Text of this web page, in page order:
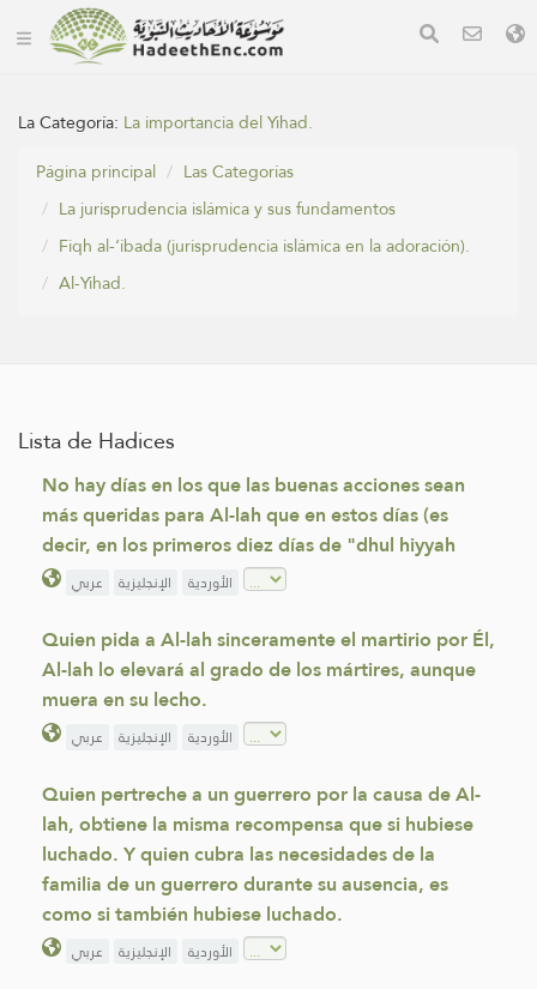
La Categoría: La importancia del Yihad.
Página principal
Las Categorías
La jurisprudencia islámica y sus fundamentos
Fiqh al-‘ibada (jurisprudencia islámica en la adoración).
Al-Yihad.
Lista de Hadices
No hay días en los que las buenas acciones sean
más queridas para Al-lah que en estos días (es
decir, en los primeros diez días de "dhul hiyyah
عربي الإنجليزية الأوردية
Quien pida a Al-lah sinceramente el martirio por Él,
Al-lah lo elevará al grado de los mártires, aunque
muera en su lecho.
عربي الإنجليزية الأوردية
Quien pertreche a un guerrero por la causa de Al-
lah, obtiene la misma recompensa que si hubiese
luchado. Y quien cubra las necesidades de la
familia de un guerrero durante su ausencia, es
como si también hubiese luchado.
عربي الإنجليزية الأوردية